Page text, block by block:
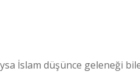
İslam düşünce geleneği